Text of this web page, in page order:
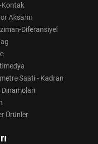
Kontak
Aksamı
Diferansiyel
Saati - Kadran
Dinamoları
Ürünler